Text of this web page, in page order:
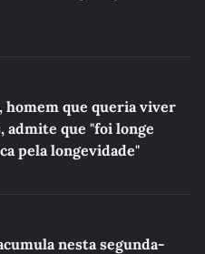
homem que queria viver
admite que "foi longe
pela longevidade"
nesta segunda-